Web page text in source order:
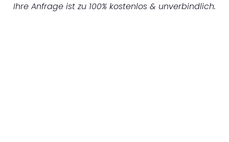
Ihre Anfrage ist zu 100% kostenlos & unverbindlich.